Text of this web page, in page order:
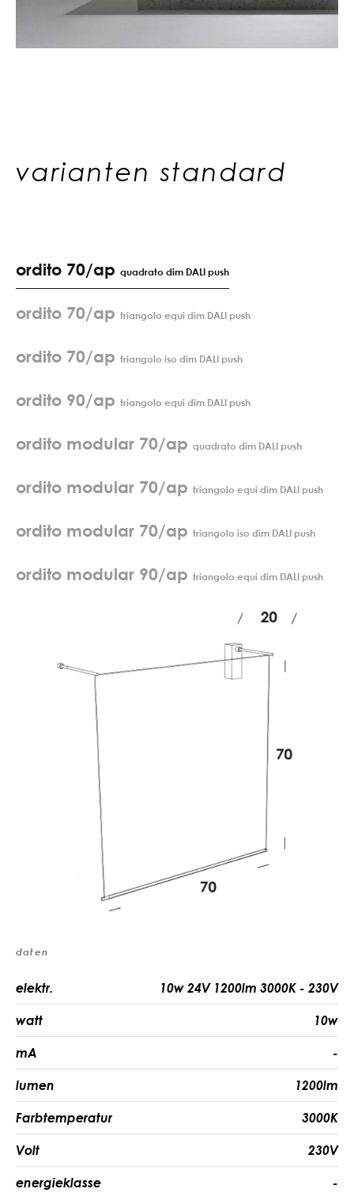
varianten standard
ordito 70/ap quadrato dim DALI push
ordito 70/ap triangolo equi dim DALI push
ordito 70/ap triangolo iso dim DALI push
ordito 90/ap triangolo equi dim DALI push
ordito modular 70/ap quadrato dim DALI push
ordito modular 70/ap triangolo equi dim DALI push
ordito modular 70/ap triangolo iso dim DALI push
ordito modular 90/ap triangolo equi dim DALI push
daten
elektr. 10w 24V 1200lm 3000K - 230V
watt 10w
mA -
lumen 1200lm
Farbtemperatur 3000K
Volt 230V
energieklasse -